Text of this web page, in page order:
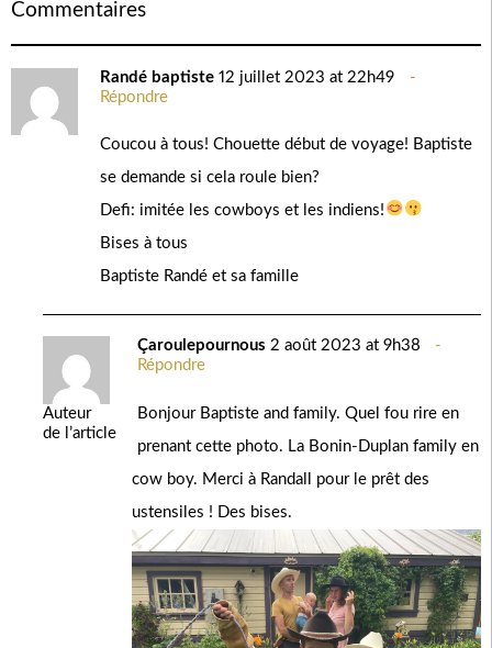
Commentaires
Randé baptiste 12 juillet 2023 at 22h49
Répondre
Coucou à tous! Chouette début de voyage! Baptiste
se demande si cela roule bien?
Defi: imitée les cowboys et les indiens!
Bises à tous
Baptiste Randé et sa famille
Auteur
de l’article
Çaroulepournous 2 août 2023 at 9h38
Répondre
Bonjour Baptiste and family. Quel fou rire en
prenant cette photo. La Bonin-Duplan family en
cow boy. Merci à Randall pour le prêt des
ustensiles ! Des bises.